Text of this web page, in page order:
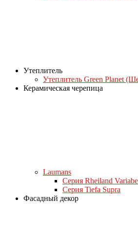
Утеплитель
Утеплитель Green Planet
Керамическая черепица
Laumans
Серия Rheiland
Серия Tiefa Supra
Фасадный декор